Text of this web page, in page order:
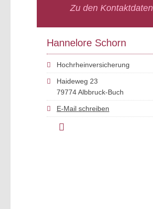
Zu den Kontaktdaten
Hannelore Schorn
Hochrheinversicherung
Haideweg 23
79774 Albbruck-Buch
E-Mail schreiben